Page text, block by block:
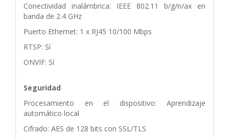
Conectividad inalámbrica: IEEE 802.11 b/g/n/ax en
banda de 2.4 GHz
Puerto Ethernet: 1 x RJ45 10/100 Mbps
RTSP: Sí
ONVIF: Sí
Seguridad
Procesamiento en el dispositivo: Aprendizaje
automático local
Cifrado: AES de 128 bits con SSL/TLS